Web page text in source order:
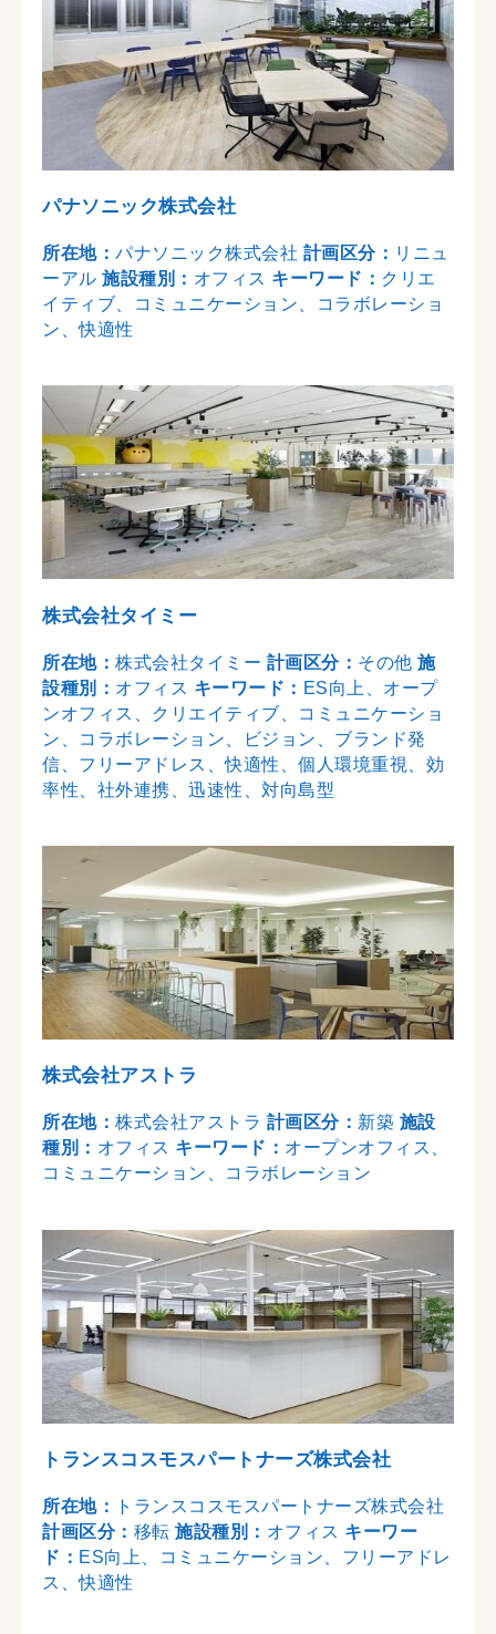
パナソニック株式会社
所在地：パナソニック株式会社 計画区分： リニュ
ーアル施設種別： オフィス キーワード： クリエ
イティブ、コミュニケーション、コラボレーショ
ン、快適性
株式会社タイミー
所在地：株式会社タイミー 計画区分： その他施
設種別： オフィス キーワード： ES向上、オープ
ンオフィス、クリエイティブ、コミュニケーショ
ン、コラボレーション、ビジョン、ブランド発
信、フリーアドレス、快適性、個人環境重視、効
率性、社外連携、迅速性、対向島型
株式会社アストラ
所在地：株式会社アストラ 計画区分： 新築 施設
種別： オフィス キーワード： オープンオフィス、
コミュニケーション、コラボレーション
トランスコスモスパートナーズ株式会社
所在地：
トランスコスモスパートナーズ株式会社
計画区分： 移転施設種別： オフィス キーワー
ド： ES向上、コミュニケーション、フリーアドレ
ス、快適性